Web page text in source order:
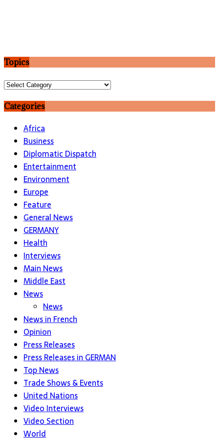
Topics
Topics
Categories
Africa
Business
Diplomatic Dispatch
Entertainment
Environment
Europe
Feature
General News
GERMANY
Health
Interviews
Main News
Middle East
News
News
News in French
Opinion
Press Releases
Press Releases in GERMAN
Top News
Trade Shows & Events
United Nations
Video Interviews
Video Section
World